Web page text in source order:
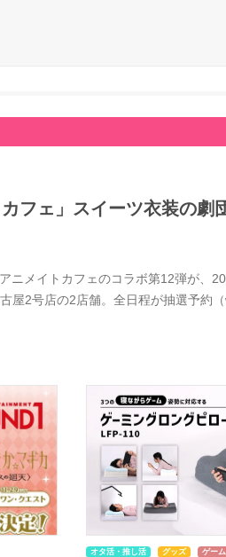
フェ」スイーツ衣装の
ニメイトカフェのコラボ第12弾が、
屋2号店の2店舗。全日程が抽選予約
オタ活・推し活 グッズ ゲーム